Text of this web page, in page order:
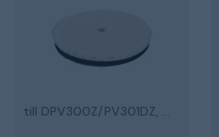
till DPV300Z/PV301DZ, 80 mm